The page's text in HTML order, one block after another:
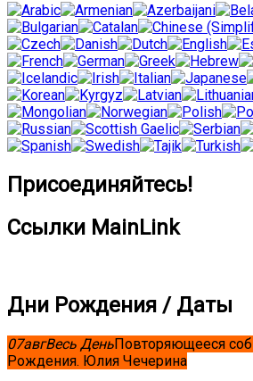
Присоединяйтесь!
Ссылки MainLink
Дни Рождения / Даты
07авгВесь ДеньПовторяющееся
Рождения. Юлия Чечерина